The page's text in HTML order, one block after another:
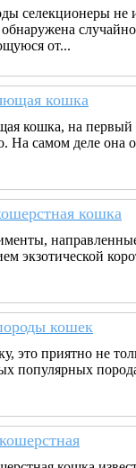
селекционеры не
обнаружена
от...
кошка
кошка, на первый
На самом деле она
кошка
экзотической
кошек
это приятно не
популярных